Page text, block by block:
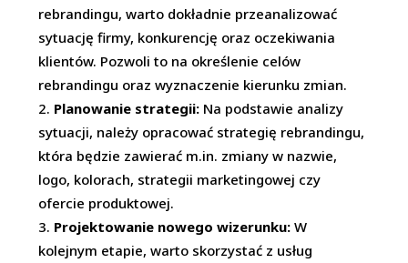
rebrandingu, warto dokładnie przeanalizować
sytuację firmy, konkurencję oraz oczekiwania
klientów. Pozwoli to na określenie celów
rebrandingu oraz wyznaczenie kierunku zmian.
Planowanie strategii: Na podstawie analizy
sytuacji, należy opracować strategię rebrandingu,
która będzie zawierać m.in. zmiany w nazwie,
logo, kolorach, strategii marketingowej czy
ofercie produktowej.
Projektowanie nowego wizerunku: W
kolejnym etapie, warto skorzystać z usług